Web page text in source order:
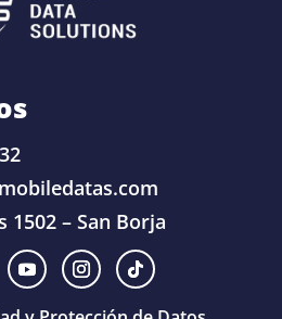
1502 – San Borja